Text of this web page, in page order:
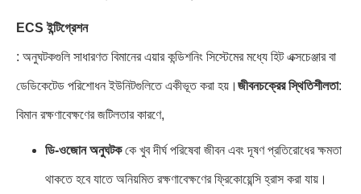
ECS ইন্টিগ্রেশন
: অনুঘটকগুলি সাধারণত বিমানের এয়ার কন্ডিশনিং সিস্টেমের মধ্যে হিট এক্সচেঞ্জার বা
ডেডিকেটেড পরিশোধন ইউনিটগুলিতে একীভূত করা হয়। জীবনচক্রের স্থিতিশীলতা:
বিমান রক্ষণাবেক্ষণের জটিলতার কারণে,
ডি-ওজোন অনুঘটককে খুব দীর্ঘ পরিষেবা জীবন এবং দূষণ প্রতিরোধের ক্ষমতা
থাকতে হবে যাতে অনিয়মিত রক্ষণাবেক্ষণের ফ্রিকোয়েন্সি হ্রাস করা যায়।